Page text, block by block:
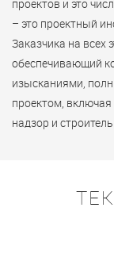
проектов и это
– это проектный
Заказчика на всех
обеспечивающий
изысканиями,
проектом, включая
надзор и